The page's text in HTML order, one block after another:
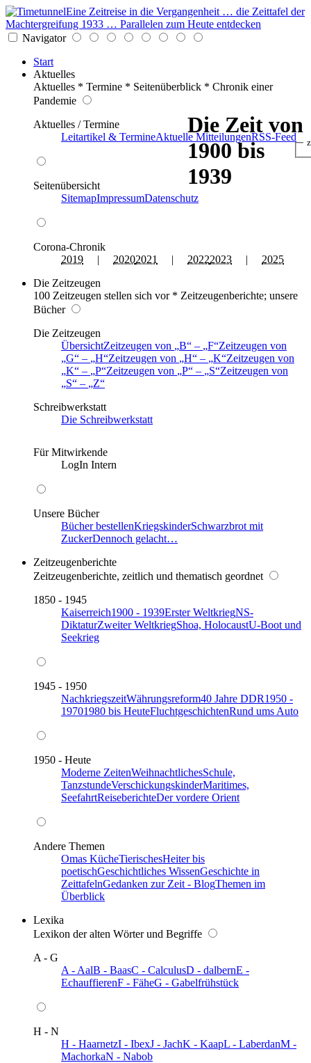
Eine Zeitreise in die Vergangenheit … die Zeittafel der
Machtergreifung 1933 … Parallelen zum Heute entdecken
Navigator
Start
Aktuelles
Aktuelles * Termine * Seitenüberblick * Chronik einer
Pandemie
Aktuelles / Termine
Leitartikel & TermineAktuelle MitteilungenRSS-Feed
Seitenübersicht
SitemapImpressumDatenschutz
Corona-Chronik
2019 | 20202021 | 20222023 | 2025
Die Zeitzeugen
100 Zeitzeugen stellen sich vor * Zeitzeugenberichte; unsere
Bücher
Die Zeitzeugen
ÜbersichtZeitzeugen von B – F Zeitzeugen von
G
– H Zeitzeugen von H – K Zeitzeugen von
K
– P Zeitzeugen von P – S Zeitzeugen von
S
–
Z
Schreibwerkstatt
Die Schreibwerkstatt
Für Mitwirkende
LogIn Intern
Unsere Bücher
Bücher bestellenKriegskinderSchwarzbrot mit
ZuckerDennoch gelacht…
Zeitzeugenberichte
Zeitzeugenberichte, zeitlich und thematisch geordnet
1850 - 1945
Kaiserreich1900 - 1939Erster WeltkriegNS-
DiktaturZweiter WeltkriegShoa, HolocaustU-Boot und
Seekrieg
1945 - 1950
NachkriegszeitWährungsreform40 Jahre DDR1950 -
19701980 bis HeuteFluchtgeschichtenRund ums Auto
1950 - Heute
Moderne ZeitenWeihnachtlichesSchule,
TanzstundeVerschickungskinderMaritimes,
SeefahrtReiseberichteDer vordere Orient
Andere Themen
Omas KücheTierischesHeiter bis
poetischGeschichtliches WissenGeschichte in
ZeittafelnGedanken zur Zeit - BlogThemen im
Überblick
Lexika
Lexikon der alten Wörter und Begriffe
A - G
A - AalB - BaasC - CalculusD - dalbernE -
EchauffierenF - FäheG - Gabelfrühstück
H - N
H - HaarnetzI - IbexJ - JachK - KaapL - LaberdanM -
MachorkaN - Nabob
Die Zeit von
1900 bis
1939